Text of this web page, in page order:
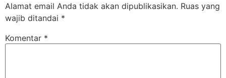
Alamat email Anda tidak akan dipublikasikan. Ruas yang
wajib ditandai *
Komentar *